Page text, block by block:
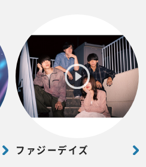
ファジーデイズ